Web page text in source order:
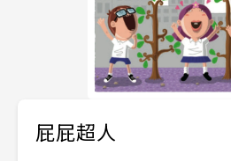
屁屁超人